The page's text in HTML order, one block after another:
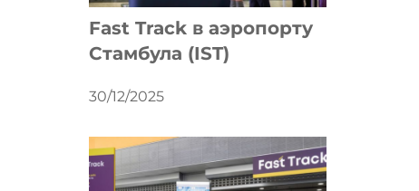
Fast Track в аэропорту
Стамбула (IST)
30/12/2025